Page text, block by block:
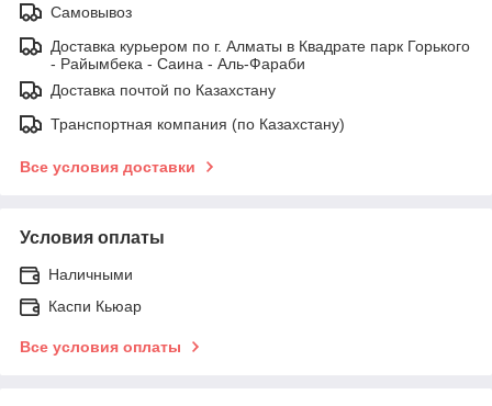
Самовывоз
Доставка курьером по г. Алматы в Квадрате парк Горького
- Райымбека - Саина - Аль-Фараби
Доставка почтой по Казахстану
Транспортная компания (по Казахстану)
Все условия доставки
Условия оплаты
Наличными
Каспи Кьюар
Все условия оплаты